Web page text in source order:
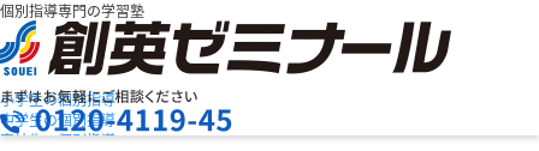
個別指導専門の学習塾
小学生の個別指導
中学生の個別指導
高校生の個別指導